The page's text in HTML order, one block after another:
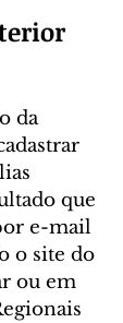
da
que
e-mail
o site do
ou em